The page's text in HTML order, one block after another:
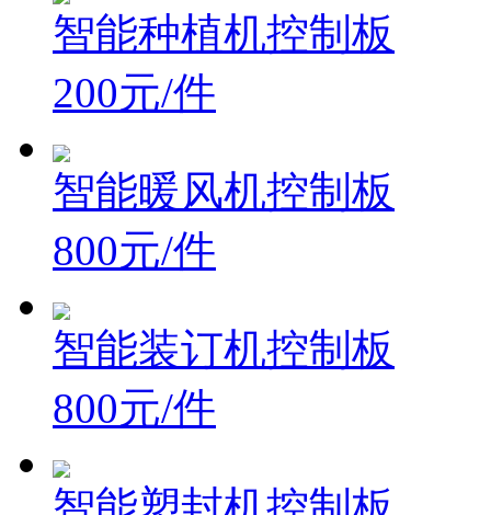
智能种植机控制板
200元/件
智能暖风机控制板
800元/件
智能装订机控制板
800元/件